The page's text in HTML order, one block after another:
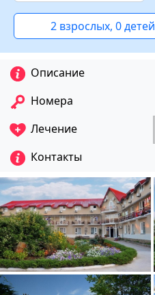
2 взрослых, 0 детей
Описание
Номера
Лечение
Контакты